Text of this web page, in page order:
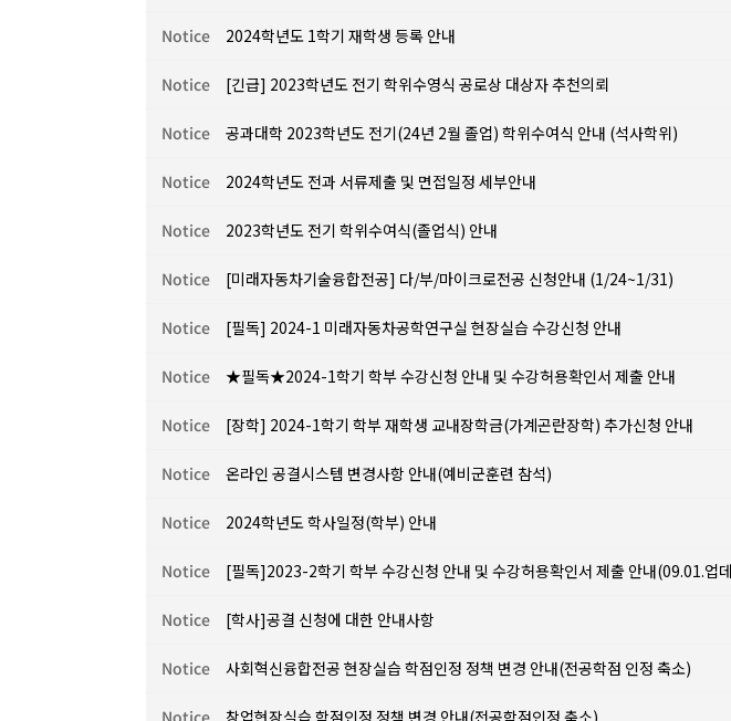
Notice 2024학년도 1학기 재학생 등록 안내
Notice [긴급] 2023학년도 전기 학위수영식 공로상 대상자 추천의뢰
Notice 공과대학 2023학년도 전기(24년 2월 졸업) 학위수여식 안내 (석사학위)
Notice 2024학년도 전과 서류제출 및 면접일정 세부안내
Notice 2023학년도 전기 학위수여식(졸업식) 안내
Notice [미래자동차기술융합전공] 다/부/마이크로전공 신청안내 (1/24~1/31)
Notice [필독] 2024-1 미래자동차공학연구실 현장실습 수강신청 안내
Notice ★필독★2024-1학기 학부 수강신청 안내 및 수강허용확인서 제출 안내
Notice [장학] 2024-1학기 학부 재학생 교내장학금(가계곤란장학) 추가신청 안내
Notice 온라인 공결시스템 변경사항 안내(예비군훈련 참석)
Notice 2024학년도 학사일정(학부) 안내
Notice [필독]2023-2학기 학부 수강신청 안내 및 수강허용확인서 제출 안내(09.01.업
Notice [학사]공결 신청에 대한 안내사항
Notice 사회혁신융합전공 현장실습 학점인정 정책 변경 안내(전공학점 인정 축소)